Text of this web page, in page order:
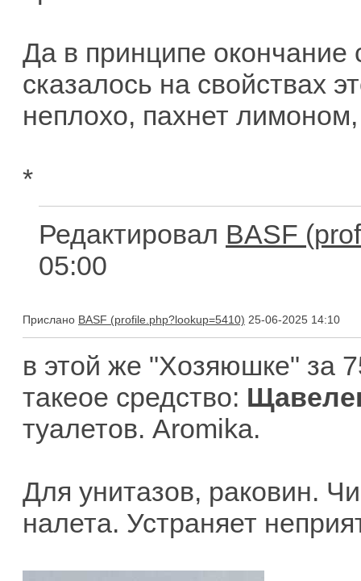
Да в принципе окончание
сказалось на свойствах
неплохо, пахнет
*
Редактировал BASF
05:00
Прислано BASF 25-06-2025 14:10
в этой же "Хозяюшке" за
такеое средство:
туалетов. Aromika.
Для унитазов, раковин.
налета. Устраняет